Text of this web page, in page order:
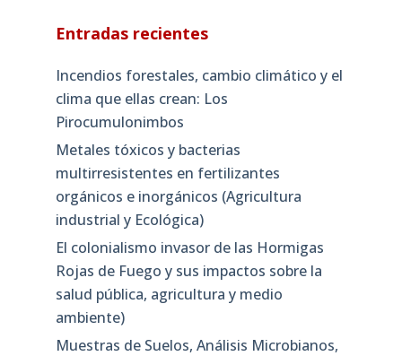
Entradas recientes
Incendios forestales, cambio climático y el
clima que ellas crean: Los
Pirocumulonimbos
Metales tóxicos y bacterias
multirresistentes en fertilizantes
orgánicos e inorgánicos (Agricultura
industrial y Ecológica)
El colonialismo invasor de las Hormigas
Rojas de Fuego y sus impactos sobre la
salud pública, agricultura y medio
ambiente)
Muestras de Suelos, Análisis Microbianos,